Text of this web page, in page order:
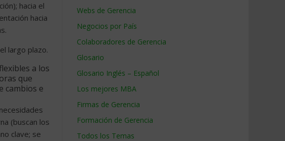
hacia el
hacia
largo plazo.
a los
que
cambios e
(buscan los
clave; se
Webs de Gerencia
Negocios por País
Colaboradores de Gerencia
Glosario
Glosario Inglés – Español
Los mejores MBA
Firmas de Gerencia
Formación de Gerencia
Todos los Temas